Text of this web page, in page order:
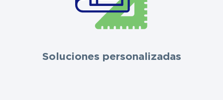
Soluciones personalizadas